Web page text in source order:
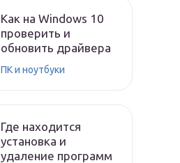
Как на Windows 10
проверить и
обновить драйвера
ПК и ноутбуки
Где находится
установка и
удаление программ